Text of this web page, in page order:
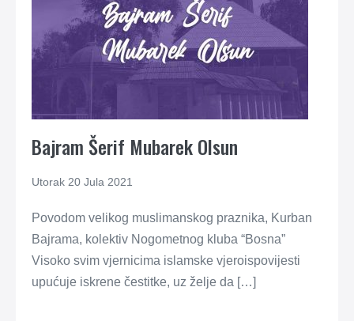
Bajram Šerif Mubarek Olsun
Utorak 20 Jula 2021
Povodom velikog muslimanskog praznika, Kurban
Bajrama, kolektiv Nogometnog kluba “Bosna”
Visoko svim vjernicima islamske vjeroispovijesti
upućuje iskrene čestitke, uz želje da […]